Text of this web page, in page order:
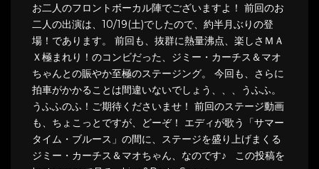
お二人のフロントボーカル陣でございますよ！ 前回のお
二人の出演は、10/19(土)でしたので、約半月ぶりの登
場！であります。 前回も、抜群に熱量沸点、楽しさＭＡ
Ｘ極まれり！のコンビだった、ジミー・カーチス＆マオ
ちゃんとの賑やか至極のステージング。 今回も、さらに
拍車がかかることは間違いないでしょう、、、うふふ。
うふふのふ！ご期待くださいませ！ 前回のステージ動画
も、ちょこっとですが、どーぞ！ エディが歌う「サマー
タイム・ブルース」の間に、ステージを盛り上げまくる
ジミー・カーチス＆マオちゃん、なのです♪ この投稿を